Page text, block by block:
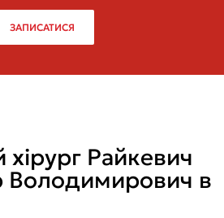
ЗАПИСАТИСЯ
Райкевич
в